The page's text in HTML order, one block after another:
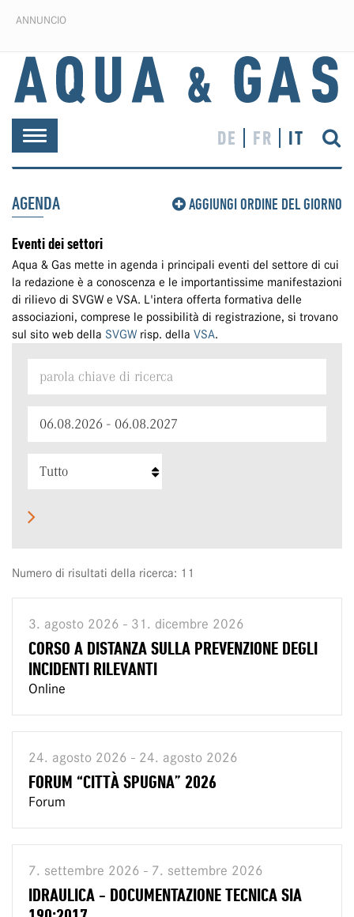
ANNUNCIO
Toggle
navigation
DE FR IT
AGENDA AGGIUNGI ORDINE DEL GIORNO
Eventi dei settori
Aqua & Gas mette in agenda i principali eventi del settore di cui
la redazione è a conoscenza e le importantissime manifestazioni
di rilievo di SVGW e VSA. L'intera offerta formativa delle
associazioni, comprese le possibilità di registrazione, si trovano
sul sito web della SVGW risp. della VSA.
Numero di risultati della ricerca: 11
3. agosto 2026 - 31. dicembre 2026
CORSO A DISTANZA SULLA PREVENZIONE DEGLI
INCIDENTI RILEVANTI
Online
24. agosto 2026 - 24. agosto 2026
FORUM “CITTÀ SPUGNA” 2026
Forum
7. settembre 2026 - 7. settembre 2026
IDRAULICA - DOCUMENTAZIONE TECNICA SIA